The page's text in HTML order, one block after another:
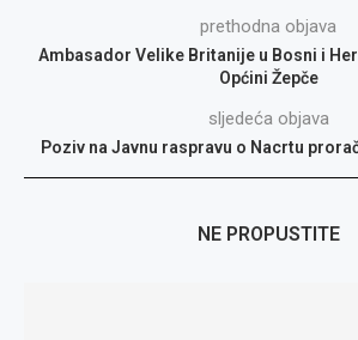
prethodna objava
Ambasador Velike Britanije u Bosni i
Općini Žepče
sljedeća objava
Poziv na Javnu raspravu o Nacrtu
NE PROPUSTITE